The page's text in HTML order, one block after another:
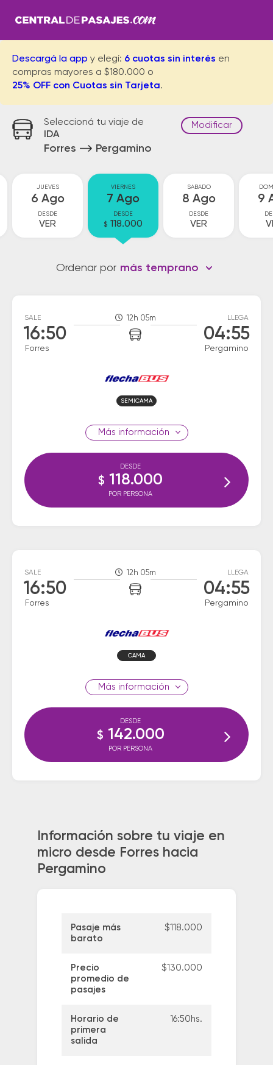
Descargá la app y elegí: 6 cuotas sin interés en
compras mayores a $180.000 o
25% OFF con Cuotas sin Tarjeta.
Seleccioná tu viaje de
IDA
Forres Pergamino
Modificar
JUEVES
6 Ago
DESDE
VER
VIERNES
7 Ago
DESDE
$ 118.000
SABADO
8 Ago
DESDE
VER
9
Ordenar por más temprano
SALE
16:50
Forres
12h 05m LLEGA
04:55
Pergamino
SEMICAMA
información
DESDE
$ 118.000
POR PERSONA
SALE
16:50
Forres
12h 05m LLEGA
04:55
Pergamino
CAMA
información
DESDE
$ 142.000
POR PERSONA
Información sobre tu viaje en
micro desde Forres hacia
Pergamino
Pasaje más
barato
$118.000
Precio
promedio de
pasajes
$130.000
Horario de
primera
salida
16:50hs.